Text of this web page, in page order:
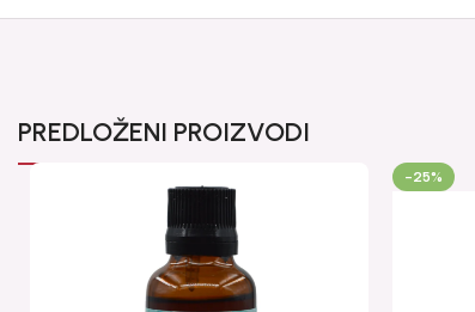
PREDLOŽENI PROIZVODI
-25%